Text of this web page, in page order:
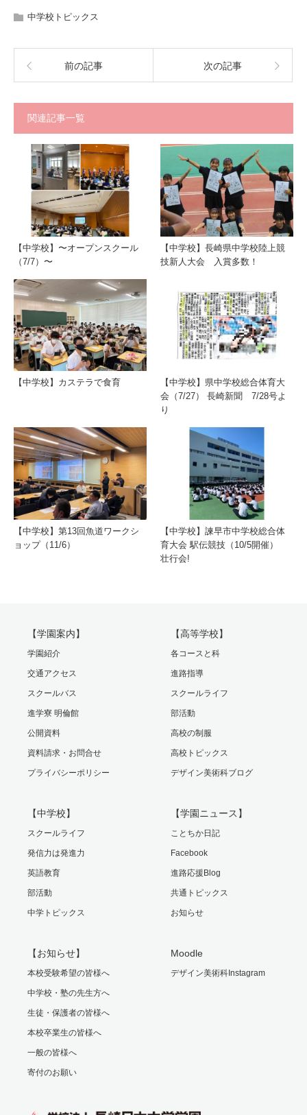
中学校トピックス
前の記事 次の記事
関連記事一覧
【中学校】〜オープンスクール
（7/7）〜
【中学校】長崎県中学校陸上競
技新人大会 入賞多数！
【中学校】カステラで食育
【中学校】県中学校総合体育大
会（7/27） 長崎新聞 7/28号よ
り
【中学校】第13回魚道ワークシ
ョップ（11/6）
【中学校】諫早市中学校総合体
育大会 駅伝競技（10/5開催）
壮行会!
【学園案内】
学園紹介
交通アクセス
スクールバス
進学寮 明倫館
公開資料
資料請求・お問合せ
プライバシーポリシー
【高等学校】
各コースと科
進路指導
スクールライフ
部活動
高校の制服
高校トピックス
デザイン美術科ブログ
【中学校】
スクールライフ
発信力は発進力
英語教育
部活動
中学トピックス
【学園ニュース】
ことちか日記
Facebook
進路応援Blog
共通トピックス
お知らせ
【お知らせ】
本校受験希望の皆様へ
中学校・塾の先生方へ
生徒・保護者の皆様へ
本校卒業生の皆様へ
一般の皆様へ
寄付のお願い
Moodle
デザイン美術科Instagram